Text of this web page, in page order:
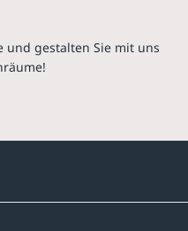
und gestalten Sie mit uns